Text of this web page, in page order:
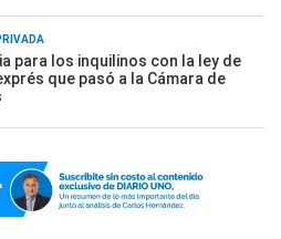
para los inquilinos con la ley de
que pasó a la Cámara de